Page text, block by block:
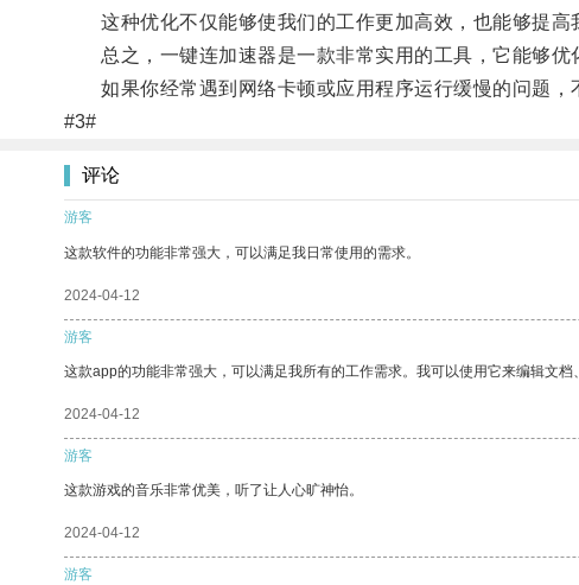
这种优化不仅能够使我们的工作更加高效，也能够提高
总之，一键连加速器是一款非常实用的工具，它能够优
如果你经常遇到网络卡顿或应用程序运行缓慢的问题，
#3#
评论
游客
这款软件的功能非常强大，可以满足我日常使用的需求。
2024-04-12
游客
这款app的功能非常强大，可以满足我所有的工作需求。我可以使用它来编辑文档
2024-04-12
游客
这款游戏的音乐非常优美，听了让人心旷神怡。
2024-04-12
游客